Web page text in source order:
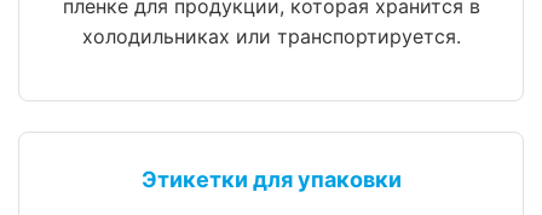
пленке для продукции, которая хранится в
холодильниках или транспортируется.
Этикетки для упаковки